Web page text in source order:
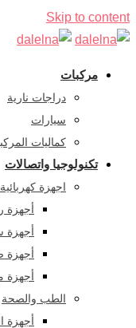
Skip to content
مركبات
دراجات نارية
سيارات
كماليات
تكنولوجيا واتصالات
اجهزة
أجهزة
أجهزة
أجهزة
أجهزة
الطب والصحة
أجهزة